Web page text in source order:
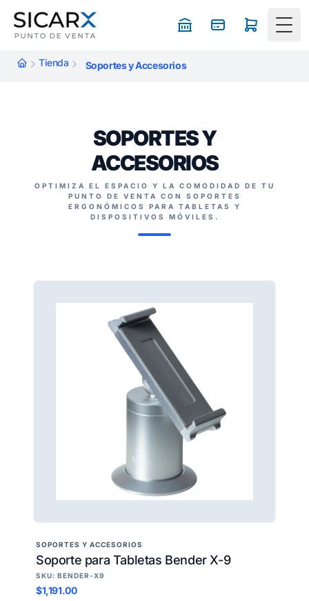
Tienda Soportes y Accesorios
SOPORTES Y
ACCESORIOS
OPTIMIZA EL ESPACIO Y LA COMODIDAD DE TU
PUNTO DE VENTA CON SOPORTES
ERGONÓMICOS PARA TABLETAS Y
DISPOSITIVOS MÓVILES.
SOPORTES Y ACCESORIOS
Soporte para Tabletas Bender X-9
SKU: BENDER-X9
$1,191.00